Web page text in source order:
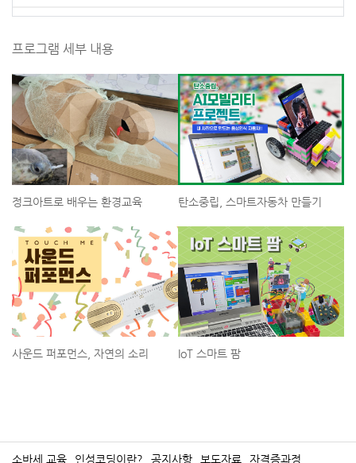
프로그램 세부 내용
정크아트로 배우는 환경교육 탄소중립, 스마트자동차 만들기
사운드 퍼포먼스, 자연의 소리 IoT 스마트 팜
소바세 교육 인성코딩이란? 공지사항 보도자료 자격증과정